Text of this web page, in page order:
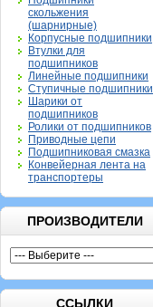
скольжения
(шарнирные)
Корпусные подшипники
Втулки для
подшипников
Линейные подшипники
Ступичные подшипники
Шарики от
подшипников
Ролики от подшипников
Приводные цепи
Подшипниковая смазка
Конвейерная лента на
транспортеры
ПРОИЗВОДИТЕЛИ
ССЫЛКИ